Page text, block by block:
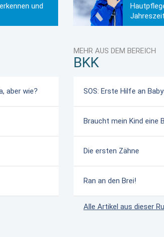
und
Jahreszeit
aber wie?
MEHR AUS DEM BEREICH
BKK
SOS: Erste Hilfe an
Braucht mein Kind eine
Die ersten Zähne
Ran an den Brei!
Alle Artikel aus dieser